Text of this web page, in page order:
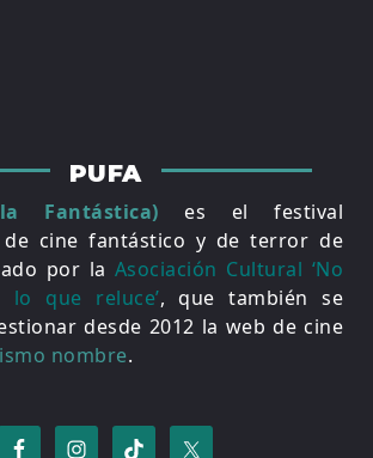
PUFA
Fantástica) es el festival
de cine fantástico y de terror de
por la Asociación Cultural ‘No
que reluce’, que también se
desde 2012 la web de cine
nombre.